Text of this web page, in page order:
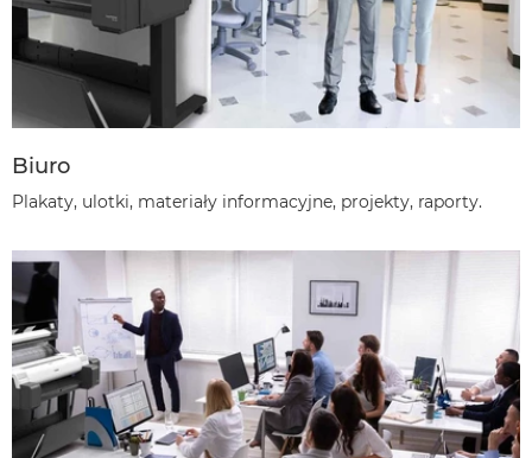
Biuro
Plakaty, ulotki, materiały informacyjne, projekty, raporty.